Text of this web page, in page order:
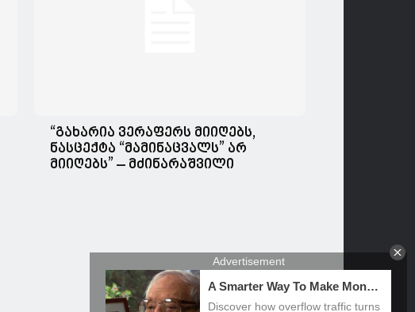
“გახარია ვერაფერს მიიღებს,
ნასცექტა “მამინაცვალს” არ
მიიღებს” – მძინარაშვილი